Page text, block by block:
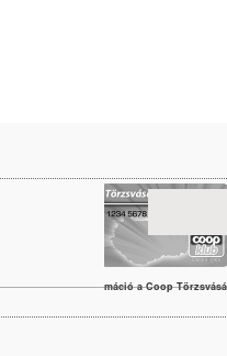
További információ a Coop